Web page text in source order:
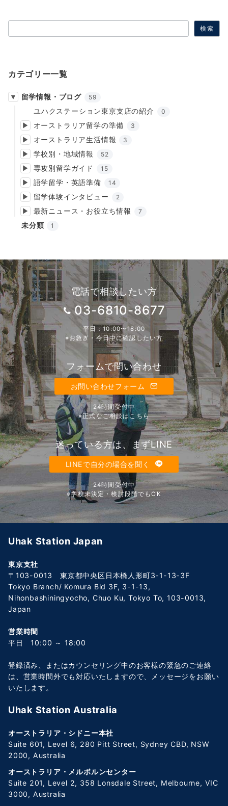
検索
カテゴリー一覧
留学情報・ブログ 59
ユハクステーション東京支店の紹介 0
オーストラリア留学の準備 3
オーストラリア生活情報 3
学校別・地域情報 52
専攻別留学ガイド 15
語学留学・英語準備 14
留学体験インタビュー 2
最新ニュース・お役立ち情報 7
未分類 1
電話で相談したい方
03-6810-8677
平日：10:00〜18:00
※お急ぎ・今日中に確認したい方
フォームで問い合わせ
お問い合わせフォーム
24時間受付中
※正式なご相談はこちら
迷っている方は、まずLINE
LINEで自分の場合を聞く
24時間受付中
※学校未決定・検討段階でもOK
Uhak Station Japan
東京支社
〒103-0013 東京都中央区日本橋人形町3-1-13-3F
Tokyo Branch/ Komura Bld 3F, 3-1-13,
Nihonbashiningyocho, Chuo Ku, Tokyo To, 103-0013,
Japan
営業時間
平日 10:00 ～ 18:00
登録済み、またはカウンセリング中のお客様の緊急のご連絡
は、営業時間外でも対応いたしますので、メッセージをお願い
いたします。
Uhak Station Australia
オーストラリア・シドニー本社
Suite 601, Level 6, 280 Pitt Street, Sydney CBD, NSW
2000, Australia​
オーストラリア・メルボルンセンター
Suite 201, Level 2, 358 Lonsdale Street, Melbourne, VIC
3000, Australia​